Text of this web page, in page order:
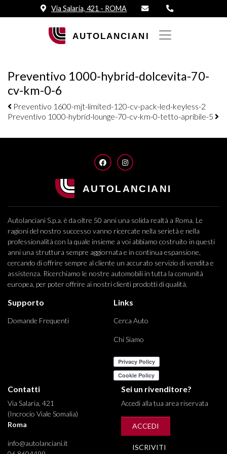
Via Salaria, 421 - ROMA
Preventivo 1000-hybrid-dolcevita-70-
cv-km-0-6
Navigazione elementi
Preventivo 1600-mjt-limited-120-cv-pack-led-keyless-2
Preventivo 1000-hybrid-lounge-70-cv-km-0-tetto-apribile-5
FACEBOOKINSTAGRAM
Autolanciani S.p.a. è da oltre 50 anni una solida realtà a Roma. Le
ragioni del nostro successo vanno ricercate nella serietà e nella
professionalità con la quale insieme a voi abbiamo costruito in questi
anni una struttura sempre aggiornata e in continua espansione,
cercando di offrire sempre al cliente un accurato servizio di vendita e
assistenza. Ricerchiamo le nostre automobili in tutta la comunità
europea, per poter offrire ai nostri clienti prodotti di qualità.
Supporto
Domande Frequenti
Links
Cerca Auto
Chi Siamo
Contatti
Via Salaria, 421
(Incrocio Viale Somalia)
Roma
info@autolanciani.it
Sei un rivenditore?
Accedi alla tua area riservata
ACCEDI
ISCRIVITI